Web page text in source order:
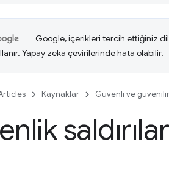
Google, içerikleri tercih ettiğiniz
Yapay zeka çevirilerinde hata olabilir.
Kaynaklar Güvenli ve güvenilir